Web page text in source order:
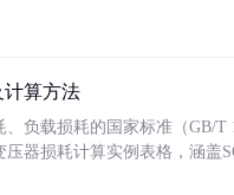
计算方法
负载损耗的国家标准（GB/T
器损耗计算实例表格，涵盖